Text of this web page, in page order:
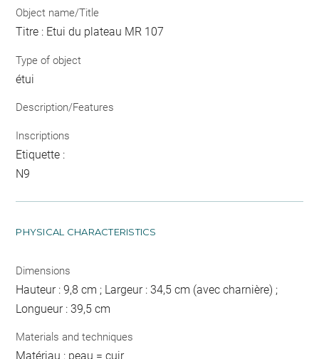
Object name/Title
Titre : Etui du plateau MR 107
Type of object
étui
Description/Features
Inscriptions
Etiquette :
N9
PHYSICAL CHARACTERISTICS
Dimensions
Hauteur : 9,8 cm ; Largeur : 34,5 cm (avec charnière) ;
Longueur : 39,5 cm
Materials and techniques
Matériau : peau = cuir